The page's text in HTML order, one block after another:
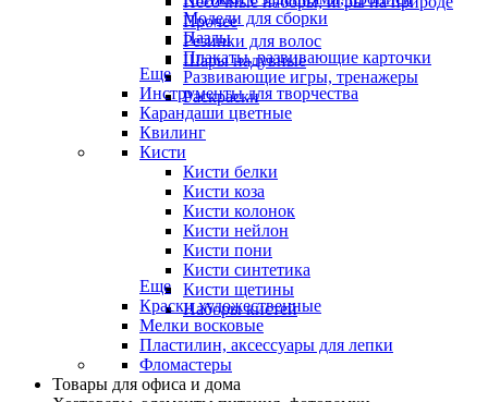
Прочее
Резинки для волос
Шары надувные
Модели для сборки
Пазлы
Плакаты, развивающие карточки
Развивающие игры, тренажеры
Раскраски
Еще
Инструменты для творчества
Карандаши цветные
Квилинг
Кисти
Кисти белки
Кисти коза
Кисти колонок
Кисти нейлон
Кисти пони
Кисти синтетика
Кисти щетины
Наборы кистей
Еще
Краски художественные
Мелки восковые
Пластилин, аксессуары для лепки
Фломастеры
Товары для офиса и дома